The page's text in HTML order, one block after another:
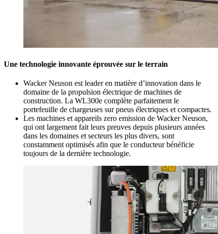
Une technologie innovante éprouvée sur le terrain
Wacker Neuson est leader en matière d’innovation dans le
domaine de la propulsion électrique de machines de
construction. La WL300e complète parfaitement le
portefeuille de chargeuses sur pneus électriques et compactes.
Les machines et appareils zero emission de Wacker Neuson,
qui ont largement fait leurs preuves depuis plusieurs années
dans les domaines et secteurs les plus divers, sont
constamment optimisés afin que le conducteur bénéficie
toujours de la dernière technologie.